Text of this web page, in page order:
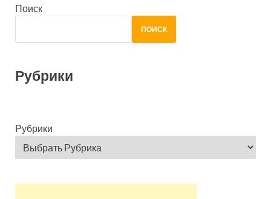
Поиск
ПОИСК
Рубрики
Рубрики